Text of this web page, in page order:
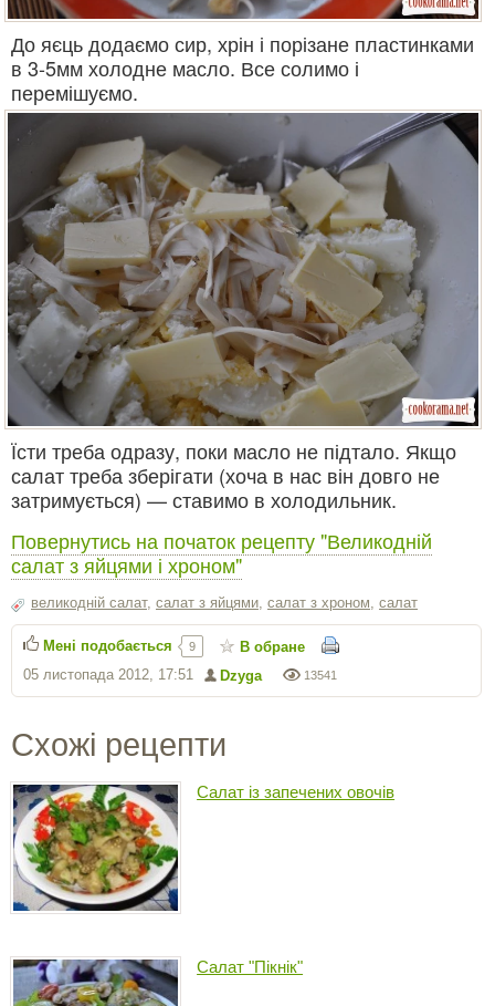
До яєць додаємо сир, хрін і порізане пластинками
в 3-5мм холодне масло. Все солимо і
перемішуємо.
Їсти треба одразу, поки масло не підтало. Якщо
салат треба зберігати (хоча в нас він довго не
затримується) — ставимо в холодильник.
Повернутись на початок рецепту "Великодній
салат з яйцями і хроном"
великодній салат, салат з яйцями салат з хроном салат
13541
Dzyga
05 листопада 2012, 17:51
Мені подобається 9 В обране
Схожі рецепти
Салат із запечених овочів
Салат "Пікнік"